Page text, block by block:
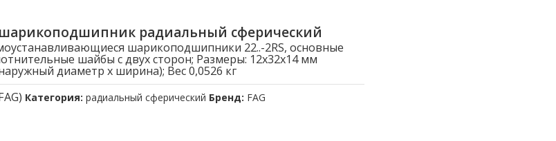
шарикоподшипник радиальный сферический
шарикоподшипники 22..-2RS, основные
шайбы c двух сторон; Размеры: 12x32x14 мм
диаметр x ширина); Вес 0,0526 кг
Категория: радиальный сферический Бренд: FAG